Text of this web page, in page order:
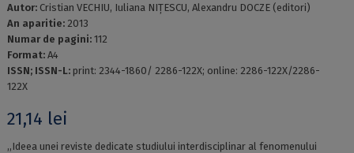
Autor: Cristian VECHIU, Iuliana NIȚESCU, Alexandru DOCZE (editori)
An aparitie: 2013
Numar de pagini: 112
Format: A4
ISSN; ISSN-L: print: 2344-1860/ 2286-122X; online: 2286-122X/2286-
122X
21,14 lei
,,Ideea unei reviste dedicate studiului interdisciplinar al fenomenului